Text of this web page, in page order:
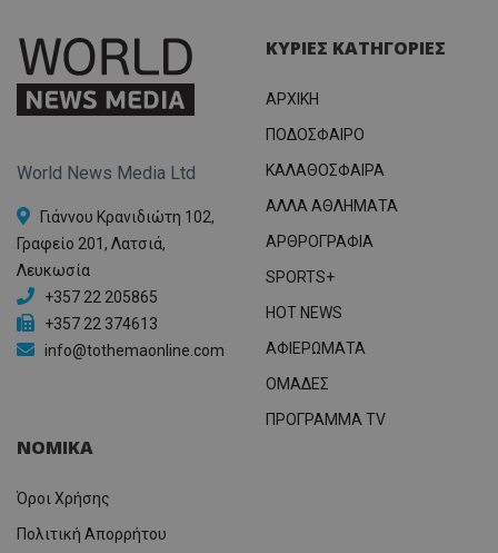
World News Media Ltd
Γιάννου Κρανιδιώτη 102,
Γραφείο 201, Λατσιά,
Λευκωσία
+357 22 205865
+357 22 374613
info@tothemaonline.com
ΚΥΡΙΕΣ ΚΑΤΗΓΟΡΙΕΣ
ΑΡΧΙΚΗ
ΠΟΔΟΣΦΑΙΡΟ
ΚΑΛΑΘΟΣΦΑΙΡΑ
ΑΛΛΑ ΑΘΛΗΜΑΤΑ
ΑΡΘΡΟΓΡΑΦΙΑ
SPORTS+
HOT NEWS
ΑΦΙΕΡΩΜΑΤΑ
ΟΜΑΔΕΣ
ΠΡΟΓΡΑΜΜΑ TV
ΝΟΜΙΚΑ
Όροι Χρήσης
Πολιτική Απορρήτου